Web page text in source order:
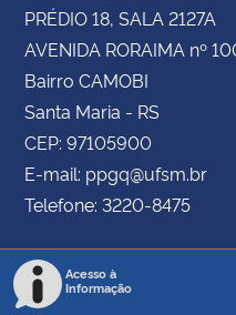
PRÉDIO 18, SALA 2127A
AVENIDA RORAIMA nº
Bairro CAMOBI
Santa Maria - RS
CEP: 97105900
E-mail: ppgq@ufsm.br
Telefone: 3220-8475
Acesso à
Informação